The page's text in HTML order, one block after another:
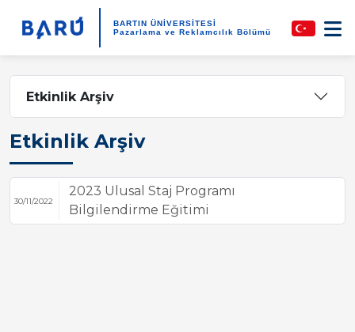
BARTIN ÜNİVERSİTESİ
Pazarlama ve Reklamcılık Bölümü
Etkinlik Arşiv
Etkinlik Arşiv
30/11/2022
2023 Ulusal Staj Programı
Bilgilendirme Eğitimi